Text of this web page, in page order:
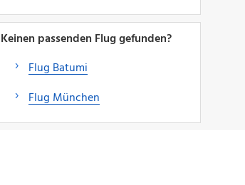
Keinen passenden Flug gefunden?
Flug Batumi
Flug München